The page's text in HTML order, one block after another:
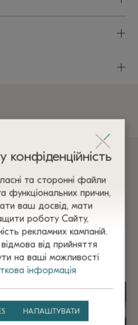
+
+
рівень
комфорт навіть у
їх ідеальним варіантом
характеризуються
та чудово
на свою
не проблематичні у
природний органічний
та сторонні файли
функціональних причин,
ваш досвід, мати
роботу Сайту,
рекламних кампаній.
від прийняття
на ваші можливості
інформація
НАЛАШТУВАТИ